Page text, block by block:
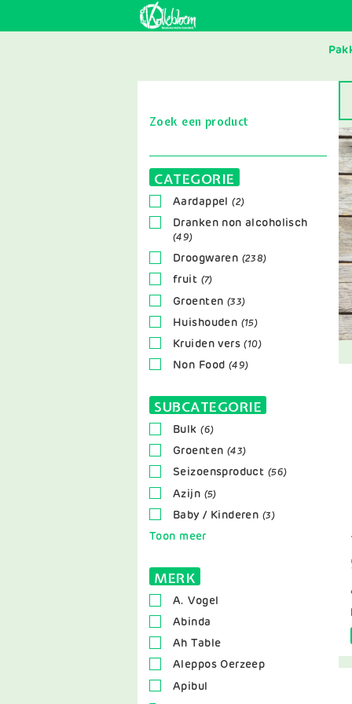
Zoek een product
CATEGORIE
Aardappel (2)
Dranken non alcoholisch
(49)
Droogwaren (238)
fruit (7)
Groenten (33)
Huishouden (15)
Kruiden vers (10)
Non Food (49)
SUBCATEGORIE
Bulk (6)
Groenten (43)
Seizoensproduct (56)
Azijn (5)
Baby / Kinderen (3)
Toon meer
MERK
A. Vogel
Abinda
Ah Table
Aleppos Oerzeep
Apibul